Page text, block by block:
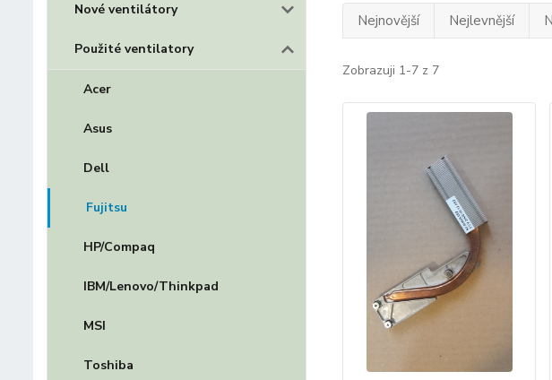
Nové ventilátory
Použité ventilatory
Acer
Asus
Dell
Fujitsu
HP/Compaq
IBM/Lenovo/Thinkpad
MSI
Toshiba
Nejnovější Nejlevnější
Zobrazuji 1-7 z 7